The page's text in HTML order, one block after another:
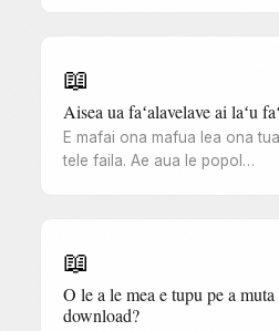
📖
Aisea ua faʻalavelave ai laʻu
E mafai ona mafua lea ona
tele faila. Ae aua le popol…
📖
O le a le mea e tupu pe a
download?